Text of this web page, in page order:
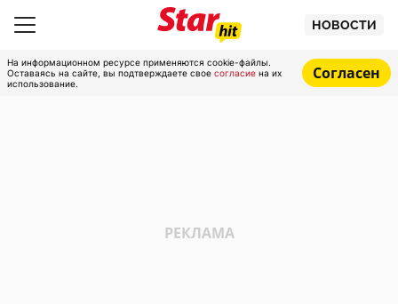
НОВОСТИ
На информационном ресурсе применяются cookie-файлы.
Оставаясь на сайте, вы подтверждаете свое согласие на их
использование.
Согласен